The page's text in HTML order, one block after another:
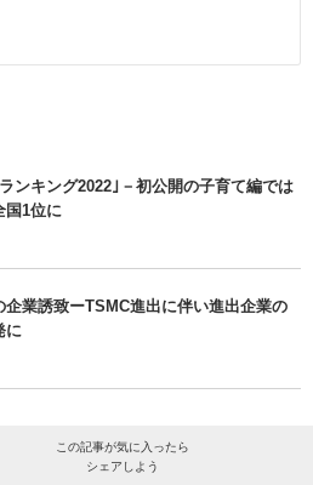
ンキング2022｣－初公開の子育て編では
国1位に
企業誘致ーTSMC進出に伴い進出企業の
に
この記事が気に入ったら
シェアしよう